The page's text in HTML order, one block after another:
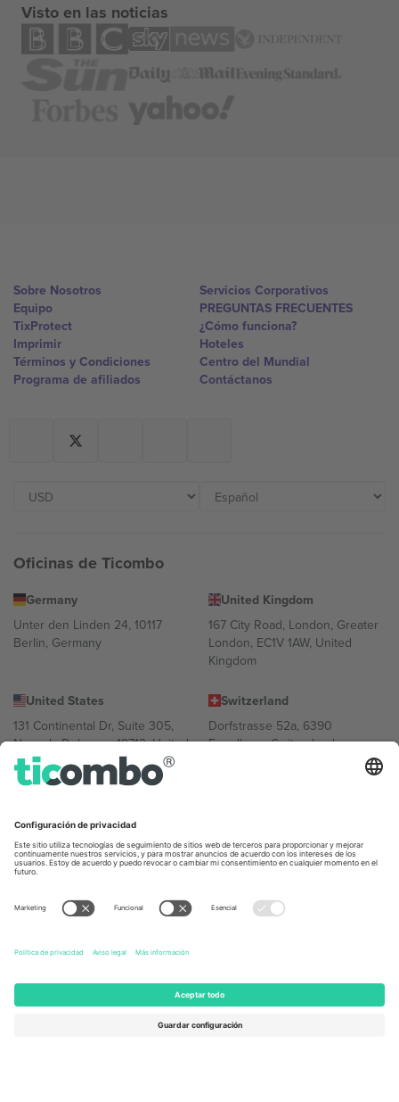
Visto en las noticias
Sobre Nosotros
Equipo
TixProtect
Imprimir
Términos y Condiciones
Programa de afiliados
Servicios Corporativos
PREGUNTAS FRECUENTES
¿Cómo funciona?
Hoteles
Centro del Mundial
Contáctanos
Oficinas de Ticombo
Germany
Unter den Linden 24, 10117
Berlin, Germany
United Kingdom
167 City Road, London, Greater
London, EC1V 1AW, United
Kingdom
United States
131 Continental Dr, Suite 305,
Newark, Delaware 19713, United
States
Switzerland
Dorfstrasse 52a, 6390
Engelberg, Switzerland
Regus Sofia City West, bul
Totleben 53-55, 1606 Sofia,
Bulgaria
Building A1, Office 302, Dubai,
United Arab Emirates
Mexico
Norte, Cuauhtémoc, 06700
Mexico
función de la ubicación, el evento y/o el dominio. Para más